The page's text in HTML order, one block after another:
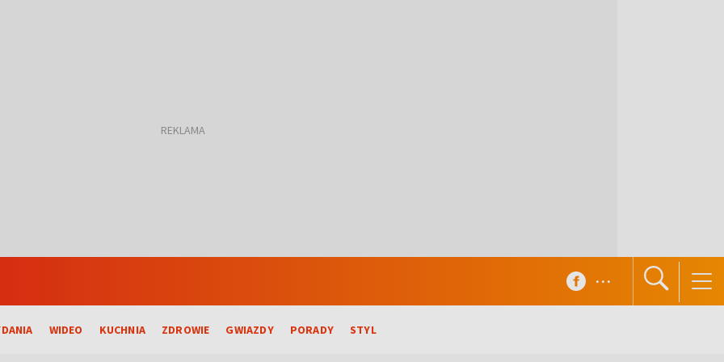
WIDEO KUCHNIA ZDROWIE GWIAZDY PORADY STYL
...